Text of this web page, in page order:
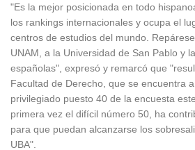
"Es la mejor posicionada en todo
los rankings internacionales y ocupa el
centros de estudios del mundo.
UNAM, a la Universidad de San Pablo y
españolas", expresó y remarcó que
Facultad de Derecho, que se encuentra
privilegiado puesto 40 de la encuesta
primera vez el difícil número 50, ha
para que puedan alcanzarse los
UBA".